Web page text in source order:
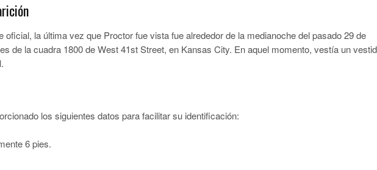
oficial, la última vez que Proctor fue vista fue alrededor de la medianoche del pasado 29 de
de la cuadra 1800 de West 41st Street, en Kansas City. En aquel momento, vestía un
los siguientes datos para facilitar su identificación:
6 pies.